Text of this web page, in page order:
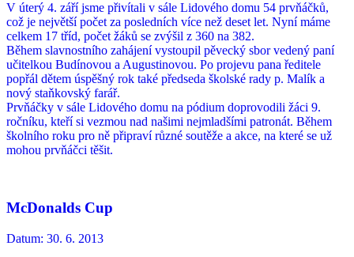
V úterý 4. září jsme přivítali v sále Lidového domu 54 prvňáčků,
což je největší počet za posledních více než deset let. Nyní máme
celkem 17 tříd, počet žáků se zvýšil z 360 na 382.
Během slavnostního zahájení vystoupil pěvecký sbor vedený paní
učitelkou Budínovou a Augustinovou. Po projevu pana ředitele
popřál dětem úspěšný rok také předseda školské rady p. Malík a
nový staňkovský farář.
Prvňáčky v sále Lidového domu na pódium doprovodili žáci 9.
ročníku, kteří si vezmou nad našimi nejmladšími patronát. Během
školního roku pro ně připraví různé soutěže a akce, na které se už
mohou prvňáčci těšit.
McDonalds Cup
Datum: 30. 6. 2013